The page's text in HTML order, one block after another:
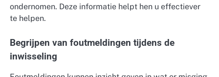
ondernomen. Deze informatie helpt hen u effectiever
te helpen.
Begrijpen van foutmeldingen tijdens de
inwisseling